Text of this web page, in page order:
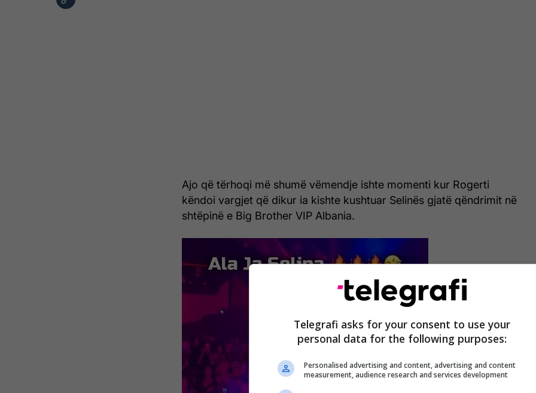
Ajo që tërhoqi më shumë vëmendje ishte momenti kur Rogerti
këndoi vargjet që dikur ia kishte kushtuar Selinës gjatë qëndrimit në
shtëpinë e Big Brother VIP Albania.
Telegrafi asks for your consent to use your
personal data for the following purposes:
Personalised advertising and content, advertising and content
measurement, audience research and services development